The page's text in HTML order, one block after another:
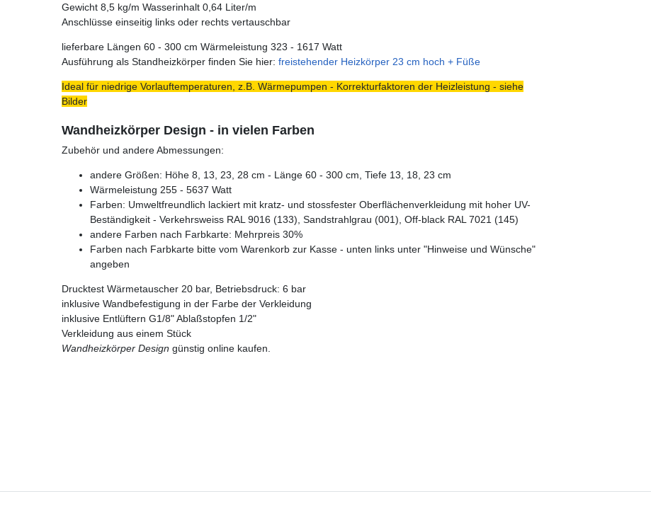
Gewicht 8,5 kg/m Wasserinhalt 0,64 Liter/m
Anschlüsse einseitig links oder rechts vertauschbar
lieferbare Längen 60 - 300 cm Wärmeleistung 323 - 1617 Watt
Ausführung als Standheizkörper finden Sie hier: freistehender Heizkörper 23 cm hoch + Füße
Ideal für niedrige Vorlauftemperaturen, z.B. Wärmepumpen - Korrekturfaktoren der Heizleistung - siehe
Bilder
Wandheizkörper Design - in vielen Farben
Zubehör und andere Abmessungen:
andere Größen: Höhe 8, 13, 23, 28 cm - Länge 60 - 300 cm, Tiefe 13, 18, 23 cm
Wärmeleistung 255 - 5637 Watt
Farben: Umweltfreundlich lackiert mit kratz- und stossfester Oberflächenverkleidung mit hoher UV-
Beständigkeit - Verkehrsweiss RAL 9016 (133), Sandstrahlgrau (001), Off-black RAL 7021 (145)
andere Farben nach Farbkarte: Mehrpreis 30%
Farben nach Farbkarte bitte vom Warenkorb zur Kasse - unten links unter "Hinweise und Wünsche"
angeben
Drucktest Wärmetauscher 20 bar, Betriebsdruck: 6 bar
inklusive Wandbefestigung in der Farbe der Verkleidung
inklusive Entlüftern G1/8" Ablaßstopfen 1/2"
Verkleidung aus einem Stück
Wandheizkörper Design günstig online kaufen.